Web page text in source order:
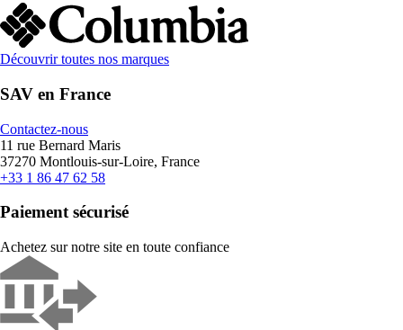
Découvrir toutes nos marques
SAV en France
Contactez-nous
11 rue Bernard Maris
37270 Montlouis-sur-Loire, France
+33 1 86 47 62 58
Paiement sécurisé
Achetez sur notre site en toute confiance